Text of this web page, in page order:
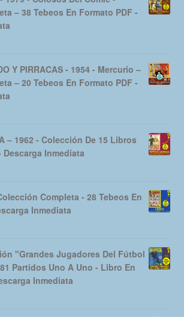
– 38 Tebeos En Formato PDF -
Y PIRRACAS - 1954 - Mercurio –
– 20 Tebeos En Formato PDF -
– 1962 - Colección De 15 Libros
Descarga Inmediata
Completa - 28 Tebeos En
Inmediata
"Grandes Jugadores Del Fútbol
Partidos Uno A Uno - Libro En
Inmediata